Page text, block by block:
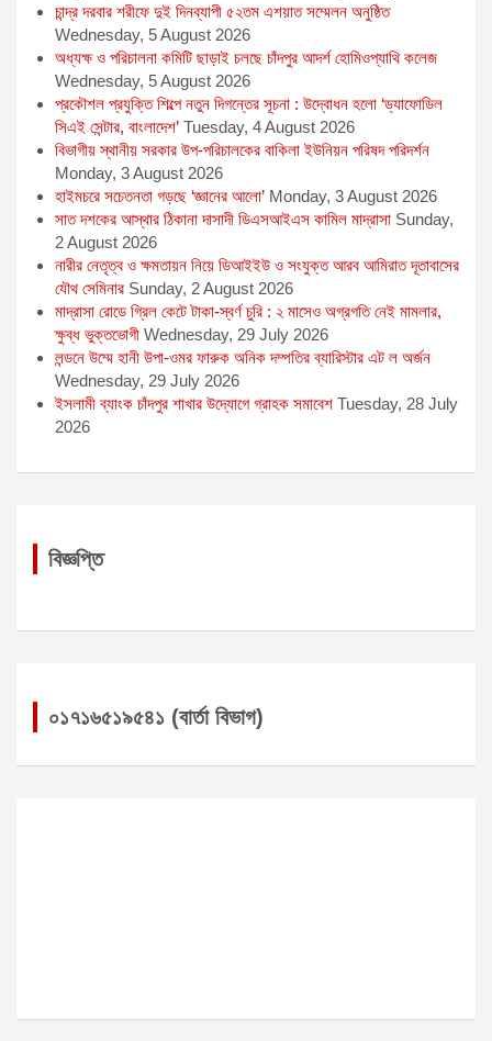
চান্দ্র দরবার শরীফে দুই দিনব্যাপী ৫২তম এশয়াত সম্মেলন অনুষ্ঠিত
Wednesday, 5 August 2026
অধ্যক্ষ ও পরিচালনা কমিটি ছাড়াই চলছে চাঁদপুর আদর্শ হোমিওপ্যাথি কলেজ
Wednesday, 5 August 2026
প্রকৌশল প্রযুক্তি শিল্পে নতুন দিগন্তের সূচনা : উদ্বোধন হলো ‘ড্যাফোডিল
সিএই সেন্টার, বাংলাদেশ’ Tuesday, 4 August 2026
বিভাগীয় স্থানীয় সরকার উপ-পরিচালকের বাকিলা ইউনিয়ন পরিষদ পরিদর্শন
Monday, 3 August 2026
হাইমচরে সচেতনতা গড়ছে ‘জ্ঞানের আলো’ Monday, 3 August 2026
সাত দশকের আস্থার ঠিকানা দাসাদী ডিএসআইএস কামিল মাদ্রাসা Sunday,
2 August 2026
নারীর নেতৃত্ব ও ক্ষমতায়ন নিয়ে ডিআইইউ ও সংযুক্ত আরব আমিরাত দূতাবাসের
যৌথ সেমিনার Sunday, 2 August 2026
মাদ্রাসা রোডে গ্রিল কেটে টাকা-স্বর্ণ চুরি : ২ মাসেও অগ্রগতি নেই মামলার,
ক্ষুব্ধ ভুক্তভোগী Wednesday, 29 July 2026
লন্ডনে উম্মে হানী উপা-ওমর ফারুক অনিক দম্পতির ব্যারিস্টার এট ল অর্জন
Wednesday, 29 July 2026
ইসলামী ব্যাংক চাঁদপুর শাখার উদ্যোগে গ্রাহক সমাবেশ Tuesday, 28 July
2026
বিজ্ঞপ্তি
০১৭১৬৫১৯৫৪১ (বার্তা বিভাগ)